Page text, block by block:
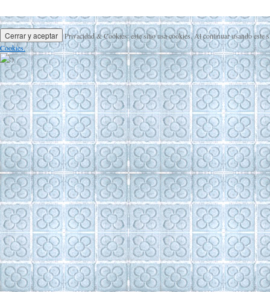
Privacidad & Cookies: este sitio usa cookies. Al continuar usando este
Cookies.